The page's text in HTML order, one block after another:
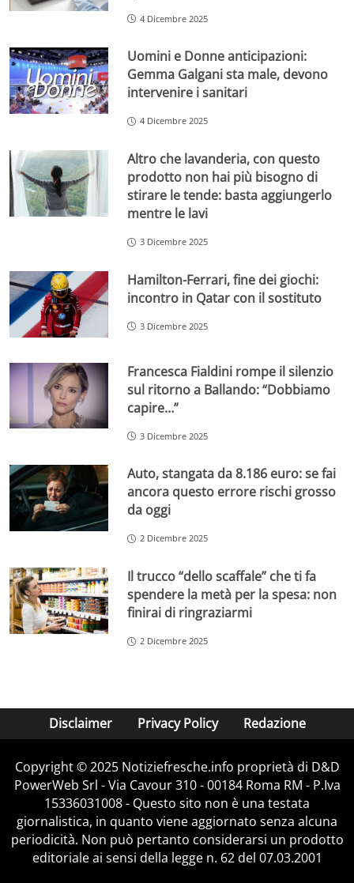
4 Dicembre 2025
Uomini e Donne anticipazioni:
Gemma Galgani sta male, devono
intervenire i sanitari
4 Dicembre 2025
Altro che lavanderia, con questo
prodotto non hai più bisogno di
stirare le tende: basta aggiungerlo
mentre le lavi
3 Dicembre 2025
Hamilton-Ferrari, fine dei giochi:
incontro in Qatar con il sostituto
3 Dicembre 2025
Francesca Fialdini rompe il silenzio
sul ritorno a Ballando: “Dobbiamo
capire…”
3 Dicembre 2025
Auto, stangata da 8.186 euro: se fai
ancora questo errore rischi grosso
da oggi
2 Dicembre 2025
Il trucco “dello scaffale” che ti fa
spendere la metà per la spesa: non
finirai di ringraziarmi
2 Dicembre 2025
Disclaimer Privacy Policy Redazione
Copyright © 2025 Notiziefresche.info proprietà di D&D
PowerWeb Srl - Via Cavour 310 - 00184 Roma RM - P.Iva
15336031008 - Questo sito non è una testata
giornalistica, in quanto viene aggiornato senza alcuna
periodicità. Non può pertanto considerarsi un prodotto
editoriale ai sensi della legge n. 62 del 07.03.2001